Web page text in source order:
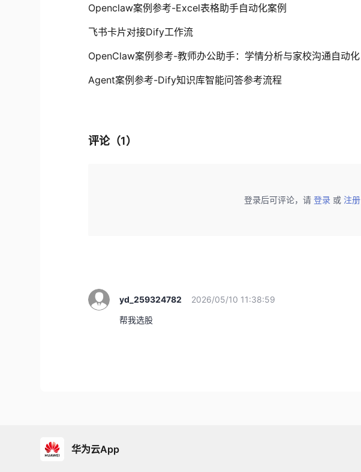
Openclaw案例参考-Excel表格助手自动化案例
飞书卡片对接Dify工作流
OpenClaw案例参考-教师办公助手：学情分析与家校沟通自动化
Agent案例参考-Dify知识库智能问答参考流程
评论（1）
登录后可评论，请 登录 或 注册
yd_259324782 2026/05/10 11:38:59
帮我选股
华为云App